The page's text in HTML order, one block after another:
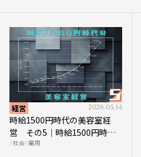
経営 2026.05.14
時給1500円時代の美容室経
営 その5｜時給1500円時代
の到来は美容業の収益構造を
社会 雇用